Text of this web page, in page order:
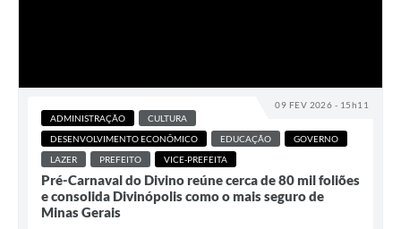
09 FEV 2026 - 15h11
ADMINISTRAÇÃO
CULTURA
DESENVOLVIMENTO ECONÔMICO
EDUCAÇÃO
GOVERNO
LAZER
PREFEITO VICE-PREFEITA
Pré-Carnaval do Divino reúne cerca de 80 mil foliões
e consolida Divinópolis como o mais seguro de
Minas Gerais